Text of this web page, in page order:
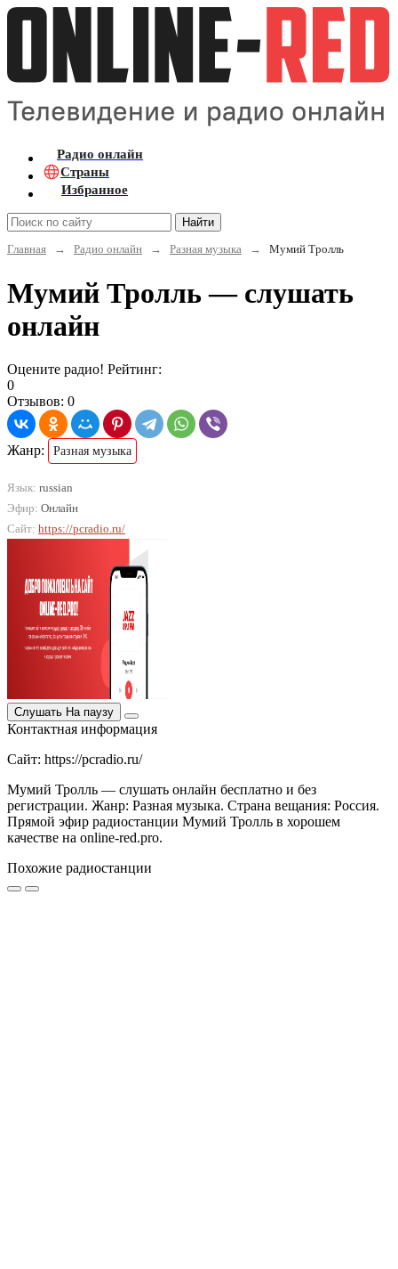
Радио онлайн
Страны
Избранное
Найти
Главная
→ Радио онлайн → Разная музыка → Мумий Тролль
Мумий Тролль — слушать
онлайн
Оцените радио! Рейтинг:
0
Отзывов: 0
Жанр: Разная музыка
Язык: russian
Эфир: Онлайн
Сайт: https://pcradio.ru/
Слушать На паузу
Контактная информация
Сайт: https://pcradio.ru/
Мумий Тролль — слушать онлайн бесплатно и без
регистрации. Жанр: Разная музыка. Страна вещания: Россия.
Прямой эфир радиостанции Мумий Тролль в хорошем
качестве на online-red.pro.
Похожие радиостанции